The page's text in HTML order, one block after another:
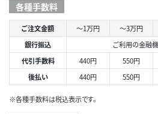
各種手数料
ご注文金額 ～1万円 ～3万円
銀行振込
ご利用の金融
代引手数料
440円 550円
後払い
440円 550円
※各種手数料は税込表示です。